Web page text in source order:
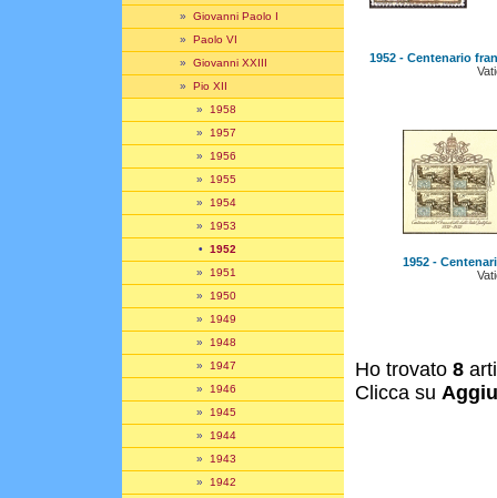
» Giovanni Paolo I
» Paolo VI
» Giovanni XXIII
» Pio XII
» 1958
» 1957
» 1956
» 1955
» 1954
» 1953
• 1952
» 1951
» 1950
» 1949
» 1948
» 1947
» 1946
» 1945
» 1944
» 1943
» 1942
1952 - Centenario
1952 -
Ho trovato 8
Clicca su